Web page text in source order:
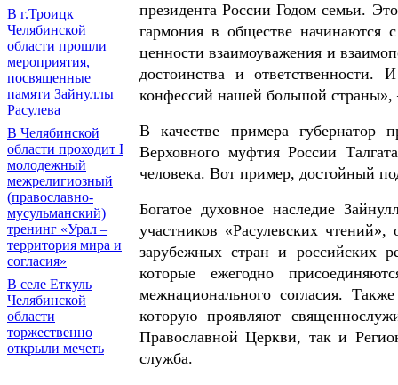
В г.Троицк
Челябинской
области прошли
мероприятия,
посвященные
памяти Зайнуллы
Расулева
В Челябинской
области проходит I
молодежный
межрелигиозный
(православно-
мусульманский)
тренинг «Урал –
территория мира и
согласия»
В селе Еткуль
Челябинской
области
торжественно
открыли мечеть
президента России Годом семьи.
гармония в обществе начинаются
ценности взаимоуважения и
достоинства и ответственности.
конфессий нашей большой страны»,
В качестве примера губернатор
Верховного муфтия России
человека. Вот пример, достойный
Богатое духовное наследие
участников «Расулевских
зарубежных стран и российских
которые ежегодно
межнационального согласия.
которую проявляют
Православной Церкви, так и
служба.